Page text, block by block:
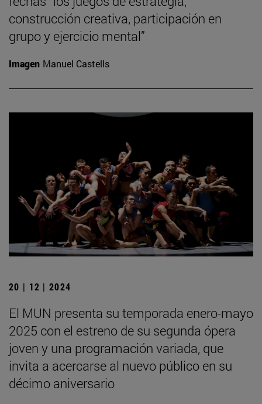
construcción creativa, participación en
grupo y ejercicio mental”
Imagen Manuel Castells
20 | 12 | 2024
El MUN presenta su temporada enero-mayo
2025 con el estreno de su segunda ópera
joven y una programación variada, que
invita a acercarse al nuevo público en su
décimo aniversario